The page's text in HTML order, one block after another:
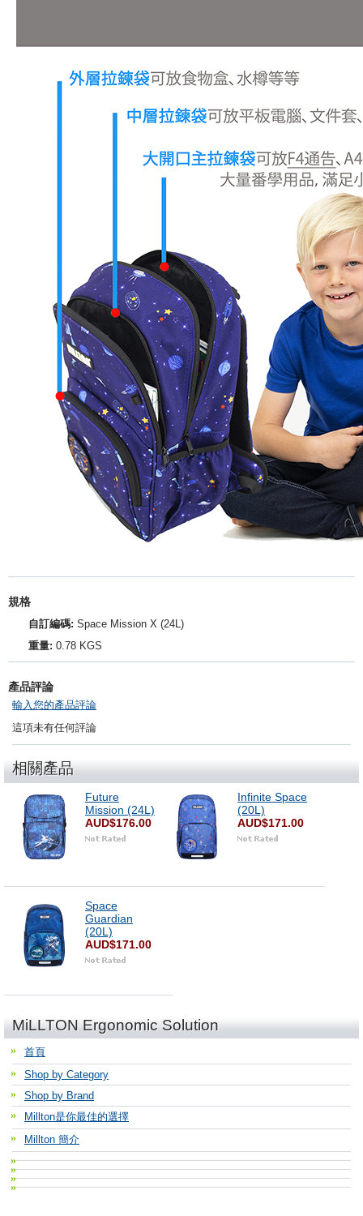
規格
自訂編碼: Space Mission X (24L)
重量: 0.78 KGS
產品評論
輸入您的產品評論
這項未有任何評論
相關產品
Future
Mission (24L)
AUD$176.00
Infinite Space
(20L)
AUD$171.00
Space
Guardian
(20L)
AUD$171.00
MiLLTON Ergonomic Solution
首頁
Shop by Category
Shop by Brand
Millton是你最佳的選擇
Millton 簡介